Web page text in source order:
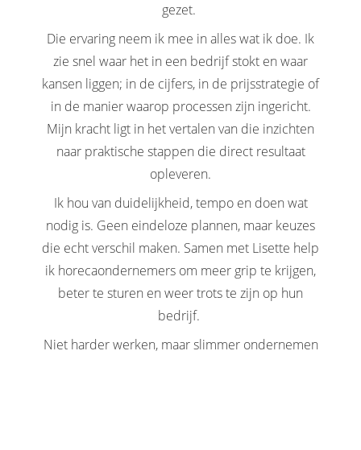
gezet.
Die ervaring neem ik mee in alles wat ik doe. Ik
zie snel waar het in een bedrijf stokt en waar
kansen liggen; in de cijfers, in de prijsstrategie of
in de manier waarop processen zijn ingericht.
Mijn kracht ligt in het vertalen van die inzichten
naar praktische stappen die direct resultaat
opleveren.
Ik hou van duidelijkheid, tempo en doen wat
nodig is. Geen eindeloze plannen, maar keuzes
die echt verschil maken. Samen met Lisette help
ik horecaondernemers om meer grip te krijgen,
beter te sturen en weer trots te zijn op hun
bedrijf.
Niet harder werken, maar slimmer ondernemen